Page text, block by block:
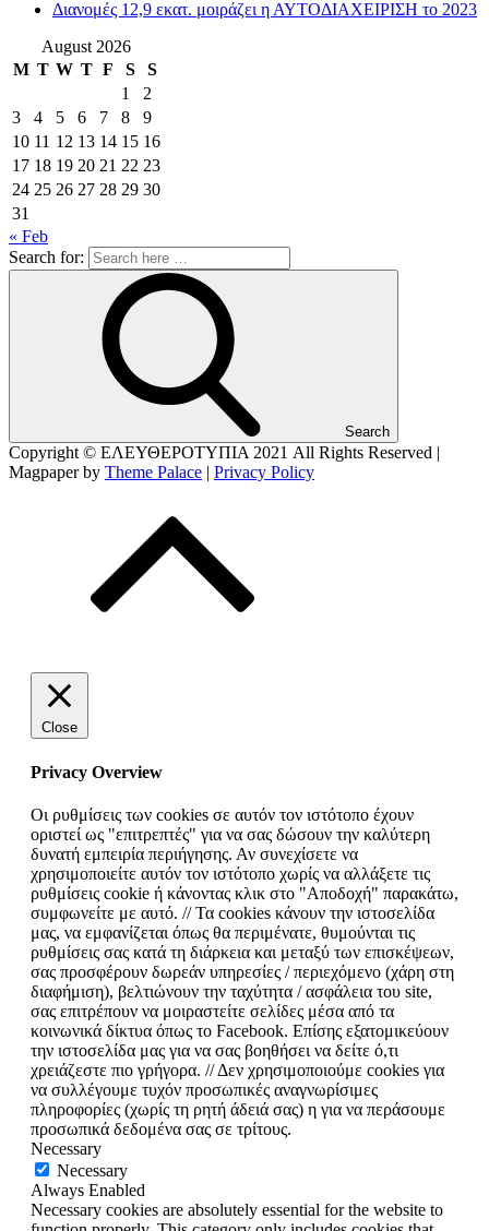
Διανομές 12,9 εκατ. μοιράζει η ΑΥΤΟΔΙΑΧΕΙΡΙΣΗ το 2023
August 2026
M T W T F S
S
1
2
3
4 5 6 7 8
9
10 11 12 13 14 15 16
17 18 19 20 21 22 23
24 25 26 27 28 29 30
31
« Feb
Search for:
Search
Copyright © ΕΛΕΥΘΕΡΟΤΥΠΙΑ 2021 All Rights Reserved |
Magpaper by Theme Palace | Privacy Policy
Close
Privacy Overview
Οι ρυθμίσεις των cookies σε αυτόν τον ιστότοπο έχουν
οριστεί ως "επιτρεπτές" για να σας δώσουν την καλύτερη
δυνατή εμπειρία περιήγησης. Αν συνεχίσετε να
χρησιμοποιείτε αυτόν τον ιστότοπο χωρίς να αλλάξετε τις
ρυθμίσεις cookie ή κάνοντας κλικ στο "Αποδοχή" παρακάτω,
συμφωνείτε με αυτό. // Τα cookies κάνουν την ιστοσελίδα
μας, να εμφανίζεται όπως θα περιμένατε, θυμούνται τις
ρυθμίσεις σας κατά τη διάρκεια και μεταξύ των επισκέψεων,
σας προσφέρουν δωρεάν υπηρεσίες / περιεχόμενο (χάρη στη
διαφήμιση), βελτιώνουν την ταχύτητα / ασφάλεια του site,
σας επιτρέπουν να μοιραστείτε σελίδες μέσα από τα
κοινωνικά δίκτυα όπως το Facebook. Επίσης εξατομικεύουν
την ιστοσελίδα μας για να σας βοηθήσει να δείτε ό,τι
χρειάζεστε πιο γρήγορα. // Δεν χρησιμοποιούμε cookies για
να συλλέγουμε τυχόν προσωπικές αναγνωρίσιμες
πληροφορίες (χωρίς τη ρητή άδειά σας) η για να περάσουμε
προσωπικά δεδομένα σας σε τρίτους.
Necessary
Necessary
Always Enabled
Necessary cookies are absolutely essential for the website to